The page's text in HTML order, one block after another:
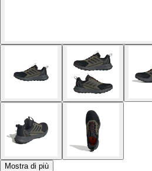
Mostra di più